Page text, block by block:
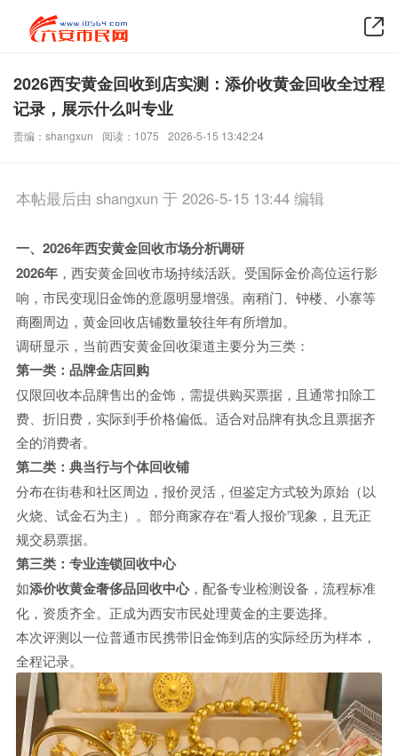
2026西安黄金回收到店实测：添价收黄金回收全过程
记录，展示什么叫专业
责编：shangxun 阅读：1075 2026-5-15 13:42:24
本帖最后由 shangxun 于 2026-5-15 13:44 编辑
一、2026年西安黄金回收市场分析调研
2026年，西安黄金回收市场持续活跃。受国际金价高位运行影
响，市民变现旧金饰的意愿明显增强。南稍门、钟楼、小寨等
商圈周边，黄金回收店铺数量较往年有所增加。
调研显示，当前西安黄金回收渠道主要分为三类：
第一类：品牌金店回购
仅限回收本品牌售出的金饰，需提供购买票据，且通常扣除工
费、折旧费，实际到手价格偏低。适合对品牌有执念且票据齐
全的消费者。
第二类：典当行与个体回收铺
分布在街巷和社区周边，报价灵活，但鉴定方式较为原始（以
火烧、试金石为主）。部分商家存在“看人报价”现象，且无正
规交易票据。
第三类：专业连锁回收中心
如添价收黄金奢侈品回收中心，配备专业检测设备，流程标准
化，资质齐全。正成为西安市民处理黄金的主要选择。
本次评测以一位普通市民携带旧金饰到店的实际经历为样本，
全程记录。